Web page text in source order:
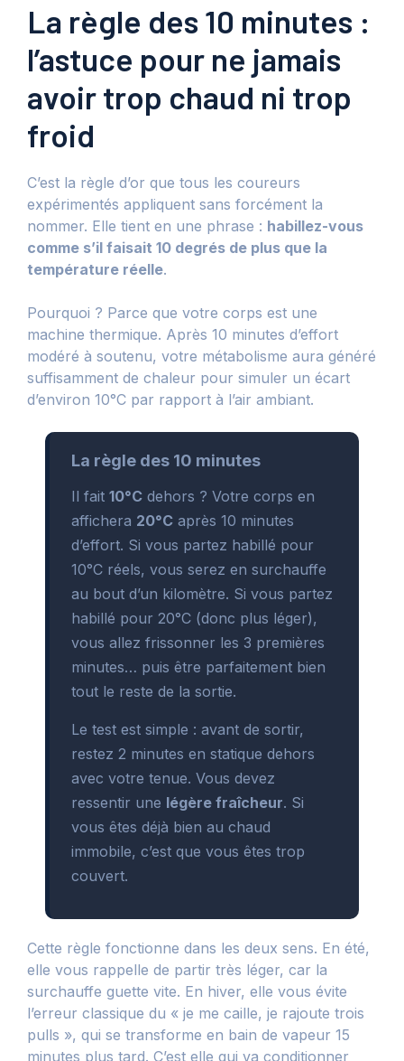
La règle des 10 minutes :
l’astuce pour ne jamais
avoir trop chaud ni trop
froid
C’est la règle d’or que tous les coureurs
expérimentés appliquent sans forcément la
nommer. Elle tient en une phrase : habillez-vous
comme s’il faisait 10 degrés de plus que la
température réelle.
Pourquoi ? Parce que votre corps est une
machine thermique. Après 10 minutes d’effort
modéré à soutenu, votre métabolisme aura généré
suffisamment de chaleur pour simuler un écart
d’environ 10°C par rapport à l’air ambiant.
La règle des 10 minutes
Il fait 10°C dehors ? Votre corps en
affichera 20°C après 10 minutes
d’effort. Si vous partez habillé pour
10°C réels, vous serez en surchauffe
au bout d’un kilomètre. Si vous partez
habillé pour 20°C (donc plus léger),
vous allez frissonner les 3 premières
minutes… puis être parfaitement bien
tout le reste de la sortie.
Le test est simple : avant de sortir,
restez 2 minutes en statique dehors
avec votre tenue. Vous devez
ressentir une légère fraîcheur. Si
vous êtes déjà bien au chaud
immobile, c’est que vous êtes trop
couvert.
Cette règle fonctionne dans les deux sens. En été,
elle vous rappelle de partir très léger, car la
surchauffe guette vite. En hiver, elle vous évite
l’erreur classique du « je me caille, je rajoute trois
pulls », qui se transforme en bain de vapeur 15
minutes plus tard. C’est elle qui va conditionner